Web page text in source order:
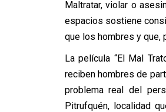
Maltratar, violar o
espacios sostiene
que los hombres y que,
La película “El Mal
reciben hombres de
problema real del
Pitrufquén, localidad